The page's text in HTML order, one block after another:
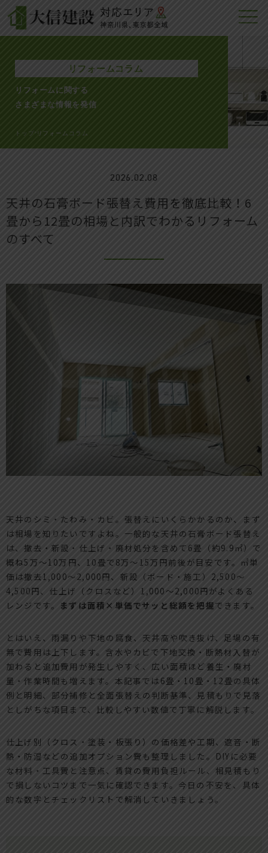
リフォームコラム
リフォームに関する
さまざまな情報を発信
トップ >リフォームコラム
2026.02.08
天井の石膏ボード張替え費用を徹底比較！6
畳から12畳の相場と内訳でわかるリフォーム
のすべて
天井のシミ・たわみ・カビ。張替えにいくらかかるのか、まず
は相場を知りたいですよね。一般的な天井の石膏ボード張替え
は、撤去・新設・仕上げ・廃材処分を含めて6畳（約9.9㎡）で
概ね5万〜10万円、10畳で8万〜15万円前後が目安です。㎡単
価は撤去1,000〜2,000円、新設（ボード・施工）2,500〜
4,500円、仕上げ（クロスなど）1,000〜2,000円がよくある
レンジです。 まずは面積×単価でサッと総額を把握できます。
とはいえ、雨漏りや下地の腐食、天井高や吹き抜け、足場の有
無で費用は上下します。含水やカビで下地交換・断熱材入替が
加わると追加費用が発生しやすく、広い面積ほど養生・廃材
量・作業時間も増えます。本記事では6畳・10畳・12畳の具体
例と明細、部分補修と全面張替えの判断基準、見積もりで見落
としがちな項目まで、比較しやすい数値で丁寧に解説します。
仕上げ別（クロス・塗装・板張り）の価格差や工期、遮音・断
熱・防湿などの追加オプション費も整理しました。DIYに必要
な材料・工具費と注意点、賃貸の費用負担ルール、相見積もり
で損しないコツまで一気に確認できます。今日の不安を、具体
的な数字とチェックリストで解消していきましょう。